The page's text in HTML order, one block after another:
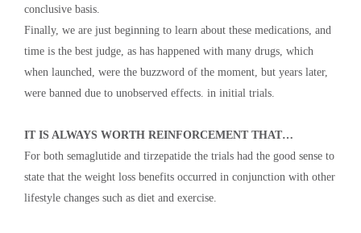
conclusive basis.
Finally, we are just beginning to learn about these medications, and
time is the best judge, as has happened with many drugs, which
when launched, were the buzzword of the moment, but years later,
were banned due to unobserved effects. in initial trials.
IT IS ALWAYS WORTH REINFORCEMENT THAT…
For both semaglutide and tirzepatide the trials had the good sense to
state that the weight loss benefits occurred in conjunction with other
lifestyle changes such as diet and exercise.